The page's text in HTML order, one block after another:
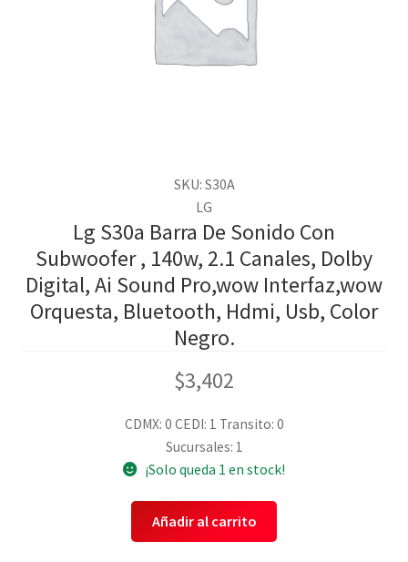
SKU: S30A
LG
Lg S30a Barra De Sonido Con
Subwoofer , 140w, 2.1 Canales, Dolby
Digital, Ai Sound Pro,wow Interfaz,wow
Orquesta, Bluetooth, Hdmi, Usb, Color
Negro.
$3,402
CDMX: 0 CEDI: 1 Transito: 0
Sucursales: 1
¡Solo queda 1 en stock!
Añadir al carrito